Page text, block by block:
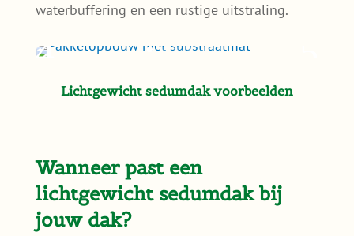
waterbuffering en een rustige uitstraling.
Lichtgewicht sedumdak voorbeelden
Wanneer past een
lichtgewicht sedumdak bij
jouw dak?